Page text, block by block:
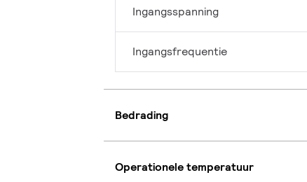
Ingangsspanning
Ingangsfrequentie
Bedrading
Operationele temperatuur